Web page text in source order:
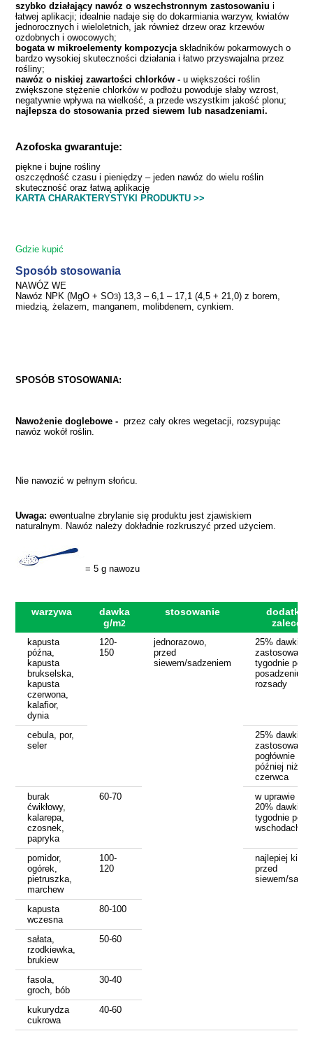
szybko działający nawóz o wszechstronnym zastosowaniu i
łatwej aplikacji; idealnie nadaje się do dokarmiania warzyw, kwiatów
jednorocznych i wieloletnich, jak również drzew oraz krzewów
ozdobnych i owocowych;
bogata w mikroelementy kompozycjaskładników pokarmowych o
bardzo wysokiej skuteczności działania i łatwo przyswajalna przez
rośliny;
nawóz o niskiej zawartości chlorków - u większości roślin
zwiększone stężenie chlorków w podłożu powoduje słaby wzrost,
negatywnie wpływa na wielkość, a przede wszystkim jakość plonu;
najlepsza do stosowania przed siewem lub nasadzeniami.
Azofoska gwarantuje:
piękne i bujne rośliny
oszczędność czasu i pieniędzy – jeden nawóz do wielu roślin
skuteczność oraz łatwą aplikację
KARTA CHARAKTERYSTYKI PRODUKTU >>
Gdzie kupić
Sposóbstosowania
NAWÓZ WE
Nawóz NPK (MgO + SO3) 13,3 – 6,1 – 17,1 (4,5 + 21,0) z borem,
miedzią, żelazem, manganem, molibdenem, cynkiem.
SPOSÓB STOSOWANIA:
Nawożenie doglebowe - przez cały okres wegetacji, rozsypując
nawóz wokół roślin.
Nie nawozić w pełnym słońcu.
Uwaga: ewentualne zbrylanie się produktu jest zjawiskiem
naturalnym. Nawóz należy dokładnie rozkruszyć przed użyciem.
= 5 g nawozu
warzywa
dawka
g/m2
stosowanie
kapusta
późna,
kapusta
brukselska,
kapusta
czerwona,
kalafior,
dynia
120-
150
jednorazowo,
przed
siewem/sadzeniem
25% dawki
zastosować
tygodnie po
posadzeniu
rozsady
cebula, por,
seler
25% dawki
zastosować
pogłównie –
później niż do
czerwca
burak
ćwikłowy,
kalarepa,
czosnek,
papryka
60-70
w uprawie
20% dawki 2-
tygodnie po
wschodach
pomidor,
ogórek,
pietruszka,
marchew
100-
120
najlepiej kilka
przed
siewem/
kapusta
wczesna
80-100
sałata,
rzodkiewka,
brukiew
50-60
fasola,
groch, bób
30-40
kukurydza
cukrowa
40-60